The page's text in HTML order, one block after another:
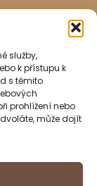
služby,
k přístupu k
s těmito
prohlížení nebo
může dojít